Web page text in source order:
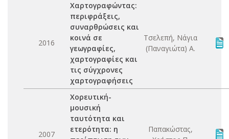
2016
Χαρτογραφώντας:
περιφράξεις,
συναρθρώσεις και
κοινά σε
γεωγραφίες,
χαρτογραφίες και
τις σύγχρονες
χαρτογραφήσεις
Τσελεπή, Νάγια
(Παναγιώτα) Α.
2007
Χορευτική-
μουσική
ταυτότητα και
ετερότητα: η
Παπακώστας,